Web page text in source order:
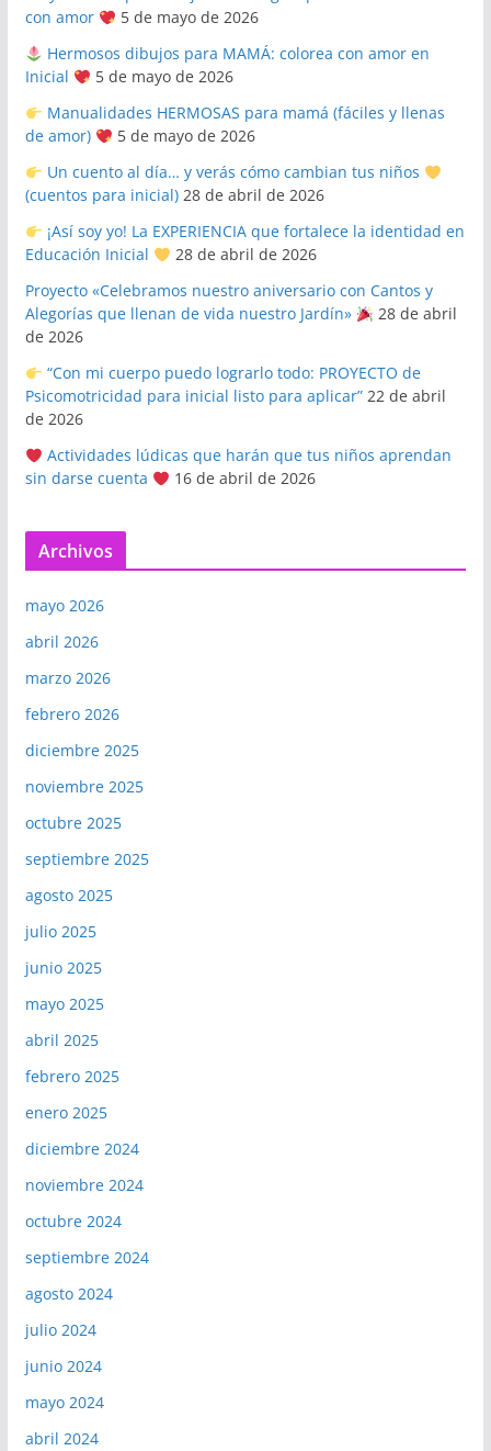
con amor
5 de mayo de 2026
Hermosos dibujos para MAMÁ: colorea con amor en
Inicial
5 de mayo de 2026
Manualidades HERMOSAS para mamá (fáciles y llenas
de amor)
5 de mayo de 2026
Un cuento al día… y verás cómo cambian tus niños
(cuentos para inicial) 28 de abril de 2026
¡Así soy yo! La EXPERIENCIA que fortalece la identidad en
Educación Inicial
28 de abril de 2026
Proyecto «Celebramos nuestro aniversario con Cantos y
Alegorías que llenan de vida nuestro Jardín»
28 de abril
de 2026
“Con mi cuerpo puedo lograrlo todo: PROYECTO de
Psicomotricidad para inicial listo para aplicar” 22 de abril
de 2026
Actividades lúdicas que harán que tus niños aprendan
sin darse cuenta
16 de abril de 2026
Archivos
mayo 2026
abril 2026
marzo 2026
febrero 2026
diciembre 2025
noviembre 2025
octubre 2025
septiembre 2025
agosto 2025
julio 2025
junio 2025
mayo 2025
abril 2025
febrero 2025
enero 2025
diciembre 2024
noviembre 2024
octubre 2024
septiembre 2024
agosto 2024
julio 2024
junio 2024
mayo 2024
abril 2024